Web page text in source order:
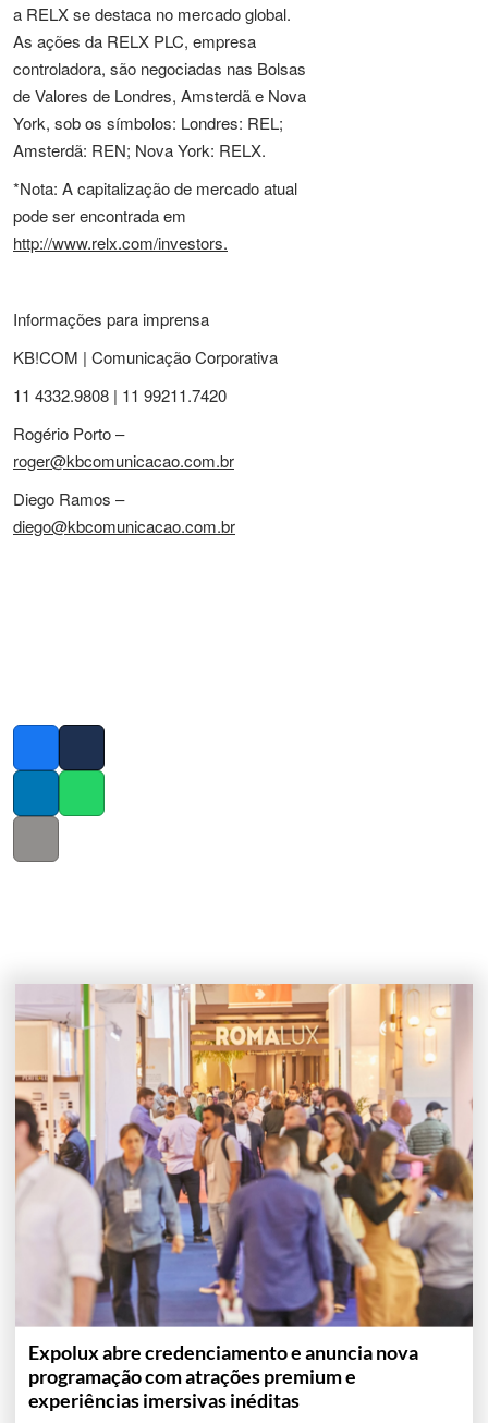
a RELX se destaca no mercado global.
As ações da RELX PLC, empresa
controladora, são negociadas nas Bolsas
de Valores de Londres, Amsterdã e Nova
York, sob os símbolos: Londres: REL;
Amsterdã: REN; Nova York: RELX.
*Nota: A capitalização de mercado atual
pode ser encontrada em
http://www.relx.com/investors.
Informações para imprensa
KB!COM | Comunicação Corporativa
11 4332.9808 | 11 99211.7420
Rogério Porto –
roger@kbcomunicacao.com.br
Diego Ramos –
diego@kbcomunicacao.com.br
FacebookTwitter
LinkedInWhatsapp
Copy link
Expolux abre credenciamento e anuncia nova
programação com atrações premium e
experiências imersivas inéditas